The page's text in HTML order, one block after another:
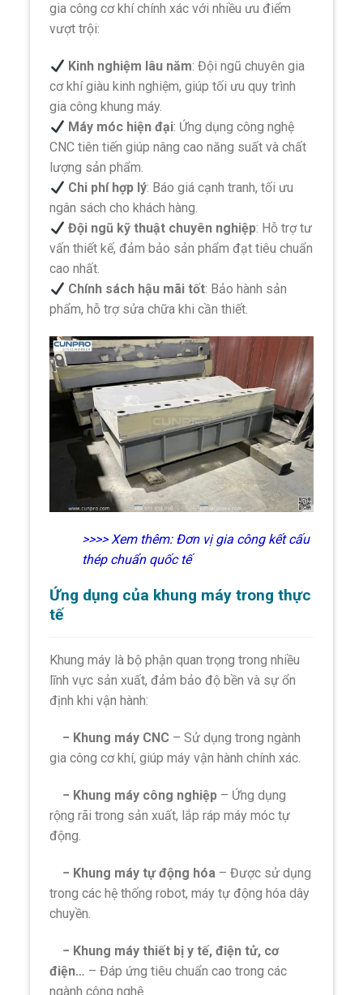
gia công cơ khí chính xác với nhiều ưu điểm
vượt trội:
Kinh nghiệm lâu năm: Đội ngũ chuyên gia
cơ khí giàu kinh nghiệm, giúp tối ưu quy trình
gia công khung máy.
Máy móc hiện đại: Ứng dụng công nghệ
CNC tiên tiến giúp nâng cao năng suất và chất
lượng sản phẩm.
Chi phí hợp lý: Báo giá cạnh tranh, tối ưu
ngân sách cho khách hàng.
Đội ngũ kỹ thuật chuyên nghiệp: Hỗ trợ tư
vấn thiết kế, đảm bảo sản phẩm đạt tiêu chuẩn
cao nhất.
Chính sách hậu mãi tốt: Bảo hành sản
phẩm, hỗ trợ sửa chữa khi cần thiết.
>>>> Xem thêm: Đơn vị gia công kết cấu
thép chuẩn quốc tế
Ứng dụng của khung máy trong thực
tế
Khung máy là bộ phận quan trọng trong nhiều
lĩnh vực sản xuất, đảm bảo độ bền và sự ổn
định khi vận hành:
− Khung máy CNC – Sử dụng trong ngành
gia công cơ khí, giúp máy vận hành chính xác.
− Khung máy công nghiệp – Ứng dụng
rộng rãi trong sản xuất, lắp ráp máy móc tự
động.
− Khung máy tự động hóa – Được sử dụng
trong các hệ thống robot, máy tự động hóa dây
chuyền.
− Khung máy thiết bị y tế, điện tử, cơ
điện… – Đáp ứng tiêu chuẩn cao trong các
ngành công nghệ